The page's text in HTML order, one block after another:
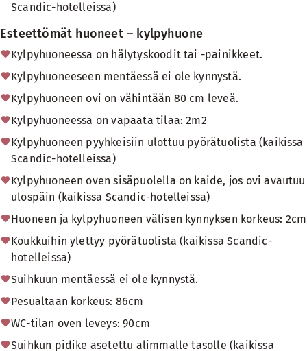
Scandic-hotelleissa)
Esteettömät huoneet – kylpyhuone
Kylpyhuoneessa on hälytyskoodit tai -painikkeet.
Kylpyhuoneeseen mentäessä ei ole kynnystä.
Kylpyhuoneen ovi on vähintään 80 cm leveä.
Kylpyhuoneessa on vapaata tilaa: 2m2
Kylpyhuoneen pyyhkeisiin ulottuu pyörätuolista (kaikissa
Scandic-hotelleissa)
Kylpyhuoneen oven sisäpuolella on kaide, jos ovi avautuu
ulospäin (kaikissa Scandic-hotelleissa)
Huoneen ja kylpyhuoneen välisen kynnyksen korkeus: 2cm
Koukkuihin ylettyy pyörätuolista (kaikissa Scandic-
hotelleissa)
Suihkuun mentäessä ei ole kynnystä.
Pesualtaan korkeus: 86cm
WC-tilan oven leveys: 90cm
Suihkun pidike asetettu alimmalle tasolle (kaikissa